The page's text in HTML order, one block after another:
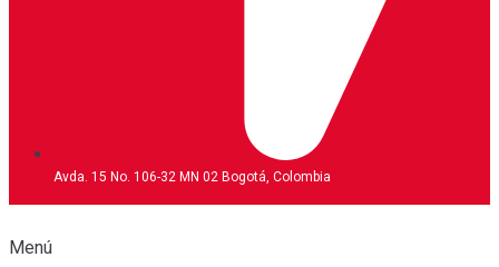
Avda. 15 No. 106-32 MN 02 Bogotá, Colombia
Menú